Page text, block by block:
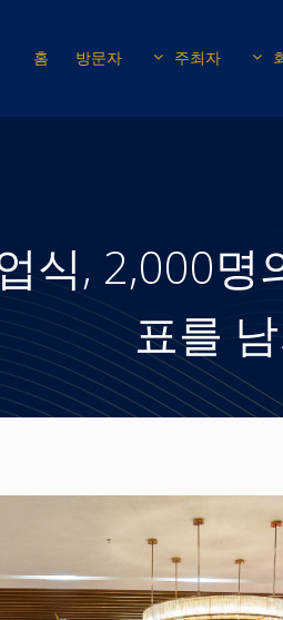
홈 방문자 주최자
식, 2,000
표를